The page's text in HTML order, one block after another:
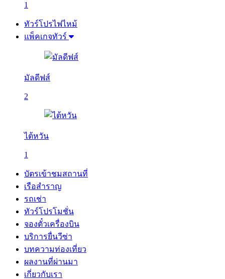
1
ทัวร์โปรไฟไหม้
แพ็คเกจทัวร์
มัลดีฟส์
2
ไต้หวัน
1
บัตรเข้าชมสถานที่
เรือสำราญ
รถเช่า
ทัวร์โปรโมชั่น
จองตั๋วเครื่องบิน
บริการยื่นวีซ่า
บทความท่องเที่ยว
ผลงานที่ผ่านมา
เกี่ยวกับเรา